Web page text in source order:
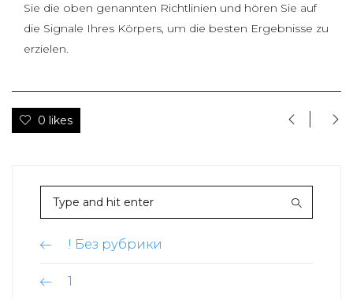
Sie die oben genannten Richtlinien und hören Sie auf
die Signale Ihres Körpers, um die besten Ergebnisse zu
erzielen.
0 likes
! Без рубрики
1